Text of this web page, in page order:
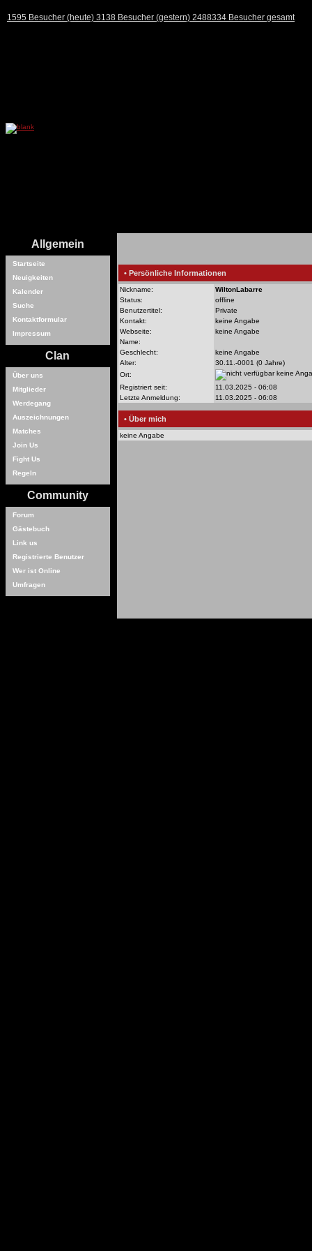
1595 Besucher (heute) 3138 Besucher (gestern) 2488334 Besucher gesamt
Allgemein
Startseite
Neuigkeiten
Kalender
Suche
Kontaktformular
Impressum
Clan
Über uns
Mitglieder
Werdegang
Auszeichnungen
Matches
Join Us
Fight Us
Regeln
Community
Forum
Gästebuch
Link us
Registrierte Benutzer
Wer ist Online
Umfragen
• Persönliche Informationen
Nickname:
WiltonLabarre
Status:
offline
Benutzertitel:
Private
Kontakt:
keine Angabe
Webseite:
keine Angabe
Name:
Geschlecht:
keine Angabe
Alter:
30.11.-0001 (0 Jahre)
Ort:
keine
Registriert seit:
11.03.2025 - 06:08
Letzte Anmeldung:
11.03.2025 - 06:08
• Über mich
keine Angabe